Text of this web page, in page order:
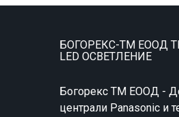
БОГОРЕКС-ТМ ЕООД
LED ОСВЕТЛЕНИЕ
Богорекс ТМ ЕООД -
централи Panasonic и